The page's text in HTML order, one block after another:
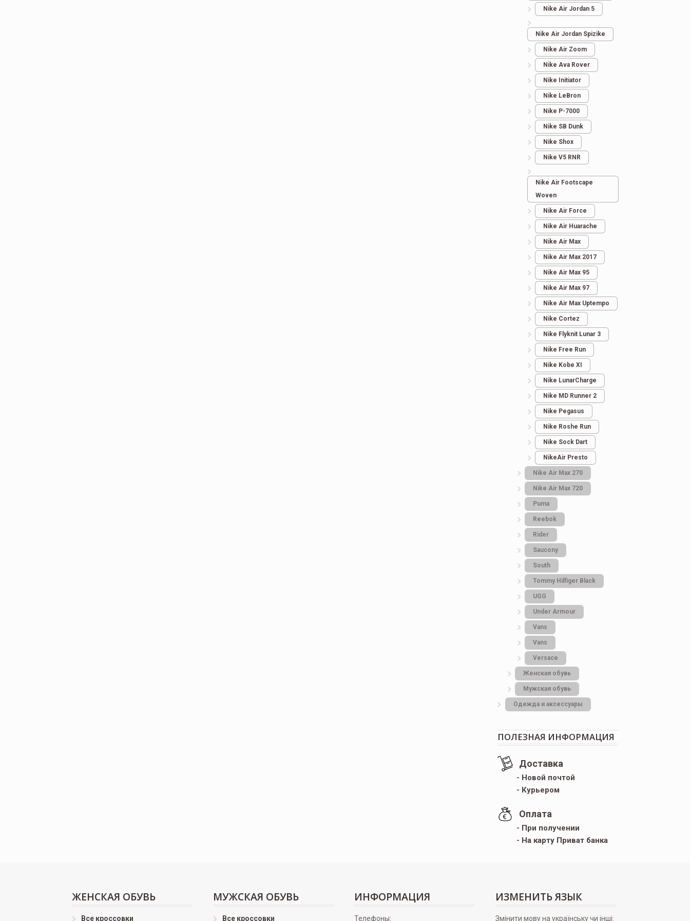
Nike Air Jordan 5
Nike Air Jordan Spizike
Nike Air Zoom
Nike Ava Rover
Nike Initiator
Nike LeBron
Nike P-7000
Nike SB Dunk
Nike Shox
Nike V5 RNR
Nike Air Footscape
Woven
Nike Air Force
Nike Air Huarache
Nike Air Max
Nike Air Max 2017
Nike Air Max 95
Nike Air Max 97
Nike Air Max Uptempo
Nike Cortez
Nike Flyknit Lunar 3
Nike Free Run
Nike Kobe XI
Nike LunarCharge
Nike MD Runner 2
Nike Pegasus
Nike Roshe Run
Nike Sock Dart
NikeAir Presto
Nike Air Max 270
Nike Air Max 720
Puma
Reebok
Rider
Saucony
South
Tommy Hilfiger Black
UGG
Under Armour
Vans
Vans
Versace
Женская обувь
Мужская обувь
Одежда и аксессуары
ПОЛЕЗНАЯ ИНФОРМАЦИЯ
Доставка
- Новой почтой
- Курьером
Оплата
- При получении
- На карту Приват банка
ЖЕНСКАЯ ОБУВЬ
Все кроссовки
МУЖСКАЯ ОБУВЬ
Все кроссовки
ИНФОРМАЦИЯ
Телефоны:
ИЗМЕНИТЬ ЯЗЫК
Змінити мову на українську чи інші: